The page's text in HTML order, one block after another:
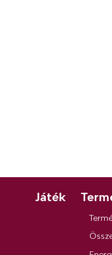
Játék